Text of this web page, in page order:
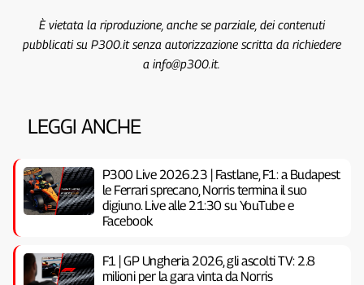
È vietata la riproduzione, anche se parziale, dei contenuti
pubblicati su P300.it senza autorizzazione scritta da richiedere
a info@p300.it.
LEGGI ANCHE
P300 Live 2026.23 | Fastlane, F1: a Budapest
le Ferrari sprecano, Norris termina il suo
digiuno. Live alle 21:30 su YouTube e
Facebook
F1 | GP Ungheria 2026, gli ascolti TV: 2.8
milioni per la gara vinta da Norris